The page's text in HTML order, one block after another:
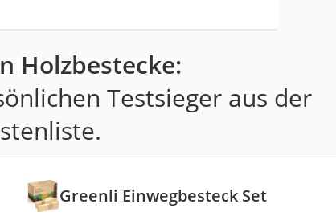
Holzbestecke:
Testsieger aus der
Greenli Einwegbesteck Set